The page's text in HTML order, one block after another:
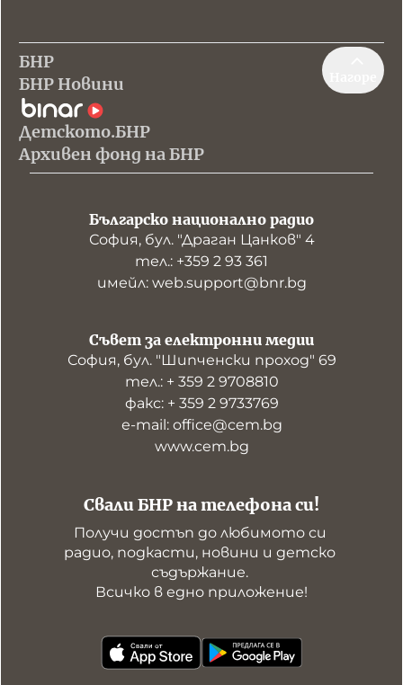
БНР
БНР Новини
Детското.БНР
Архивен фонд на БНР
Българско национално радио
София, бул. "Драган Цанков" 4
тел.: +359 2 93 361
имейл: web.support@bnr.bg
Свали БНР на телефона си!
Получи достъп до любимото си
радио, подкасти, новини и детско
съдържание.
Всичко в едно приложение!
Съвет за електронни медии
София, бул. "Шипченски проход" 69
тел.: + 359 2 9708810
факс: + 359 2 9733769
е-mail: office@cem.bg
www.cem.bg